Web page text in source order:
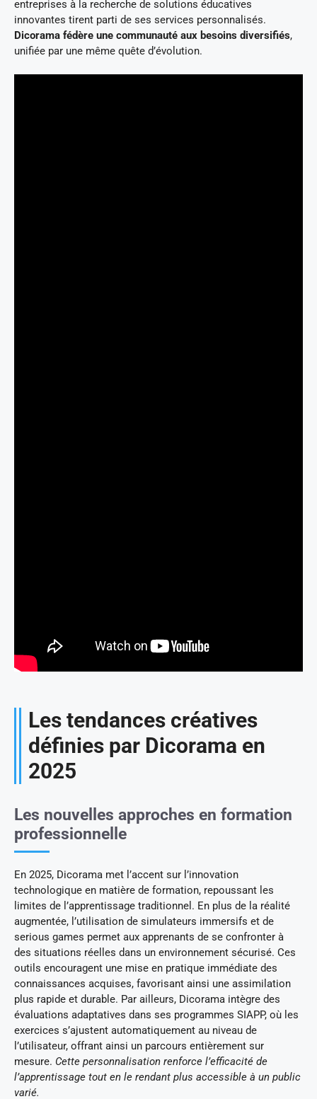
entreprises à la recherche de solutions éducatives
innovantes tirent parti de ses services personnalisés.
Dicorama fédère une communauté aux besoins diversifiés,
unifiée par une même quête d’évolution.
Les tendances créatives
définies par Dicorama en
2025
Les nouvelles approches en formation
professionnelle
En 2025, Dicorama met l’accent sur l’innovation
technologique en matière de formation, repoussant les
limites de l’apprentissage traditionnel. En plus de la réalité
augmentée, l’utilisation de simulateurs immersifs et de
serious games permet aux apprenants de se confronter à
des situations réelles dans un environnement sécurisé. Ces
outils encouragent une mise en pratique immédiate des
connaissances acquises, favorisant ainsi une assimilation
plus rapide et durable. Par ailleurs, Dicorama intègre des
évaluations adaptatives dans ses programmes SIAPP, où les
exercices s’ajustent automatiquement au niveau de
l’utilisateur, offrant ainsi un parcours entièrement sur
mesure. Cette personnalisation renforce l’efficacité de
l’apprentissage tout en le rendant plus accessible à un public
varié.